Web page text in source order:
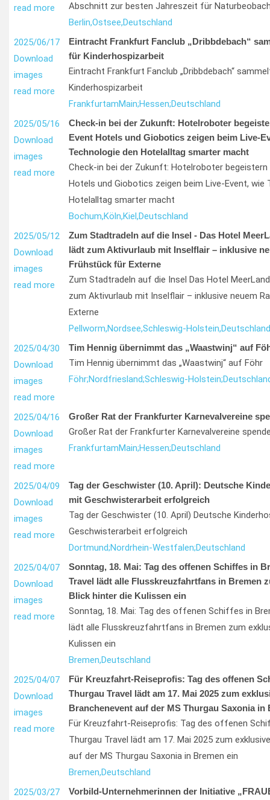
read more
Abschnitt zur besten Jahreszeit für
Berlin,Ostsee,Deutschland
2025/06/17
Download
images
read more
Eintracht Frankfurt Fanclub „Dribbdebach“
für Kinderhospizarbeit
Eintracht Frankfurt Fanclub „Dribbdebach“
Kinderhospizarbeit
FrankfurtamMain;Hessen;Deutschland
2025/05/16
Download
images
read more
Check-in bei der Zukunft: Hotelroboter
Event Hotels und Giobotics zeigen beim Live-
Technologie den Hotelalltag smarter macht
Check-in bei der Zukunft: Hotelroboter begeistern
Hotels und Giobotics zeigen beim Live-Event, wie
Hotelalltag smarter macht
Bochum,Köln,Kiel,Deutschland
2025/05/12
Download
images
read more
Zum Stadtradeln auf die Insel - Das Hotel
lädt zum Aktivurlaub mit Inselflair – inklusive
Frühstück für Externe
Zum Stadtradeln auf die Insel Das Hotel
zum Aktivurlaub mit Inselflair – inklusive neuem
Externe
Pellworm,Nordsee,Schleswig-Holstein,Deutschland
2025/04/30
Download
images
read more
Tim Hennig übernimmt das „Waastwinj“ auf
Tim Hennig übernimmt das „Waastwinj“ auf Föhr
Föhr;Nordfriesland;Schleswig-Holstein;
2025/04/16
Download
images
read more
Großer Rat der Frankfurter Karnevalvereine
Großer Rat der Frankfurter Karnevalvereine
FrankfurtamMain;Hessen;Deutschland
2025/04/09
Download
images
read more
Tag der Geschwister (10. April): Deutsche
mit Geschwisterarbeit erfolgreich
Tag der Geschwister (10. April) Deutsche
Geschwisterarbeit erfolgreich
Dortmund;Nordrhein-Westfalen;Deutschland
2025/04/07
Download
images
read more
Sonntag, 18. Mai: Tag des offenen Schiffes in
Travel lädt alle Flusskreuzfahrtfans in Bremen
Blick hinter die Kulissen ein
Sonntag, 18. Mai: Tag des offenen Schiffes in
lädt alle Flusskreuzfahrtfans in Bremen zum
Kulissen ein
Bremen,Deutschland
2025/04/07
Download
images
read more
Für Kreuzfahrt-Reiseprofis: Tag des offenen
Thurgau Travel lädt am 17. Mai 2025 zum
Branchenevent auf der MS Thurgau Saxonia in
Für Kreuzfahrt-Reiseprofis: Tag des offenen
Thurgau Travel lädt am 17. Mai 2025 zum
auf der MS Thurgau Saxonia in Bremen ein
Bremen,Deutschland
2025/03/27
Vorbild-Unternehmerinnen der Initiative